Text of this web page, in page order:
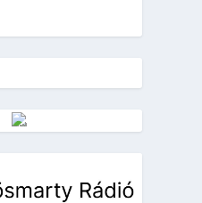
Vörösmarty Rádió